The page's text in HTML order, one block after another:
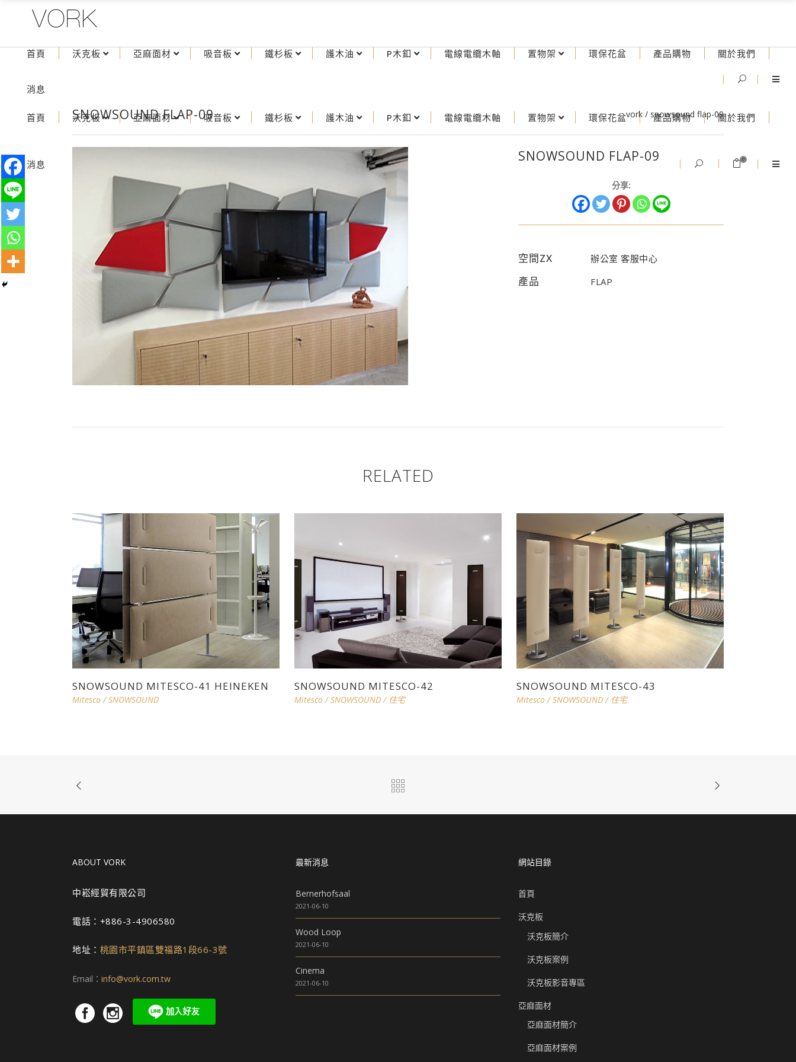
首頁 沃克板 亞麻面材 吸音板 鐵杉板 護木油 P木釦 電線電纜木軸 置物架 環保花盆 產品購物 關於我們
消息 0
首頁 沃克板 亞麻面材 吸音板 鐵杉板 護木油 P木釦 電線電纜木軸 置物架 環保花盆 產品購物 關於我們
消息
SNOWSOUND FLAP-09 vork / snowsound flap-09
SNOWSOUND FLAP-09
分享:
空間ZX 辦公室 客服中心
產品 FLAP
RELATED
SNOWSOUND MITESCO-41 HEINEKEN
Mitesco/SNOWSOUND
SNOWSOUND MITESCO-42
Mitesco/SNOWSOUND/ 住宅
SNOWSOUND MITESCO-43
Mitesco/SNOWSOUND/ 住宅
ABOUT VORK
中崧經貿有限公司
電話：+886-3-4906580
地址： 桃園市平鎮區雙福路1段66-3號
Email： info@vork.com.tw
最新消息
Bernerhofsaal
2021-06-10
Wood Loop
2021-06-10
Cinema
2021-06-10
網站目錄
首頁
沃克板
沃克板簡介
沃克板案例
沃克板影音專區
亞麻面材
亞麻面材簡介
亞麻面材案例